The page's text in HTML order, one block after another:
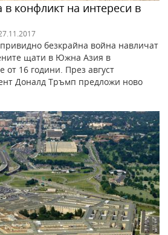
конфликт на интереси в
безкрайна война навличат
щати в Южна Азия в
16 години. През август
Доналд Тръмп предложи ново